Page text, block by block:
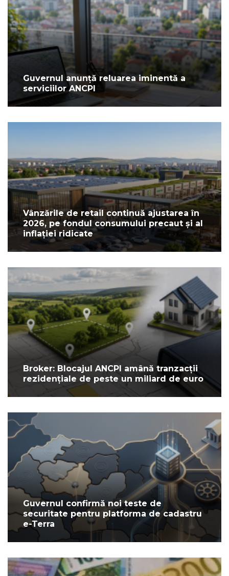
Guvernul anunță reluarea iminentă a
serviciilor ANCPI
Vânzările de retail continuă ajustarea în
2026, pe fondul consumului precaut și al
inflației ridicate
Broker: Blocajul ANCPI amână tranzacții
rezidențiale de peste un miliard de euro
Guvernul confirmă noi teste de
securitate pentru platforma de cadastru
e-Terra